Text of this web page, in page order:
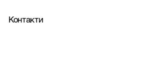
Контакти